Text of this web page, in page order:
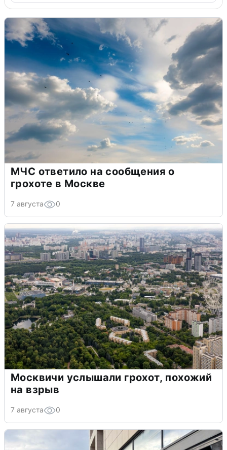
МЧС ответило на сообщения о
грохоте в Москве
7 августа 0
Москвичи услышали грохот, похожий
на взрыв
7 августа 0